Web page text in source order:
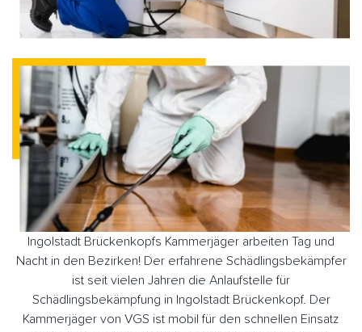
Ingolstadt Brückenkopfs Kammerjäger arbeiten Tag und
Nacht in den Bezirken! Der erfahrene Schädlingsbekämpfer
ist seit vielen Jahren die Anlaufstelle für
Schädlingsbekämpfung in Ingolstadt Brückenkopf. Der
Kammerjäger von VGS ist mobil für den schnellen Einsatz